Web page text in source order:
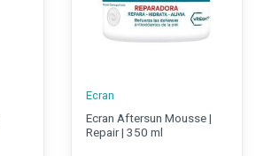
Ecran
Ecran Aftersun Mousse |
Repair | 350 ml